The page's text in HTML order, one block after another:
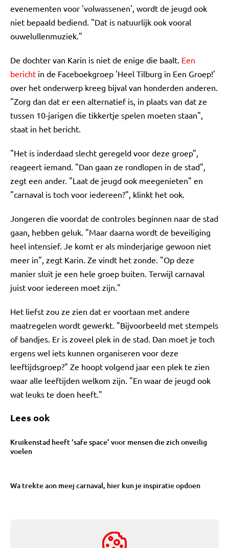
evenementen voor 'volwassenen', wordt de jeugd ook
niet bepaald bediend. "Dat is natuurlijk ook vooral
ouwelullenmuziek."
De dochter van Karin is niet de enige die baalt. Een
bericht in de Faceboekgroep 'Heel Tilburg in Een Groep!'
over het onderwerp kreeg bijval van honderden anderen.
"Zorg dan dat er een alternatief is, in plaats van dat ze
tussen 10-jarigen die tikkertje spelen moeten staan",
staat in het bericht.
"Het is inderdaad slecht geregeld voor deze groep",
reageert iemand. "Dan gaan ze rondlopen in de stad",
zegt een ander. "Laat de jeugd ook meegenieten" en
"carnaval is toch voor iedereen?", klinkt het ook.
Jongeren die voordat de controles beginnen naar de stad
gaan, hebben geluk. "Maar daarna wordt de beveiliging
heel intensief. Je komt er als minderjarige gewoon niet
meer in", zegt Karin. Ze vindt het zonde. "Op deze
manier sluit je een hele groep buiten. Terwijl carnaval
juist voor iedereen moet zijn."
Het liefst zou ze zien dat er voortaan met andere
maatregelen wordt gewerkt. "Bijvoorbeeld met stempels
of bandjes. Er is zoveel plek in de stad. Dan moet je toch
ergens wel iets kunnen organiseren voor deze
leeftijdsgroep?" Ze hoopt volgend jaar een plek te zien
waar alle leeftijden welkom zijn. "En waar de jeugd ook
wat leuks te doen heeft."
Lees ook
Kruikenstad heeft ‘safe space’ voor mensen die zich onveilig
voelen
Wa trekte aon meej carnaval, hier kun je inspiratie opdoen